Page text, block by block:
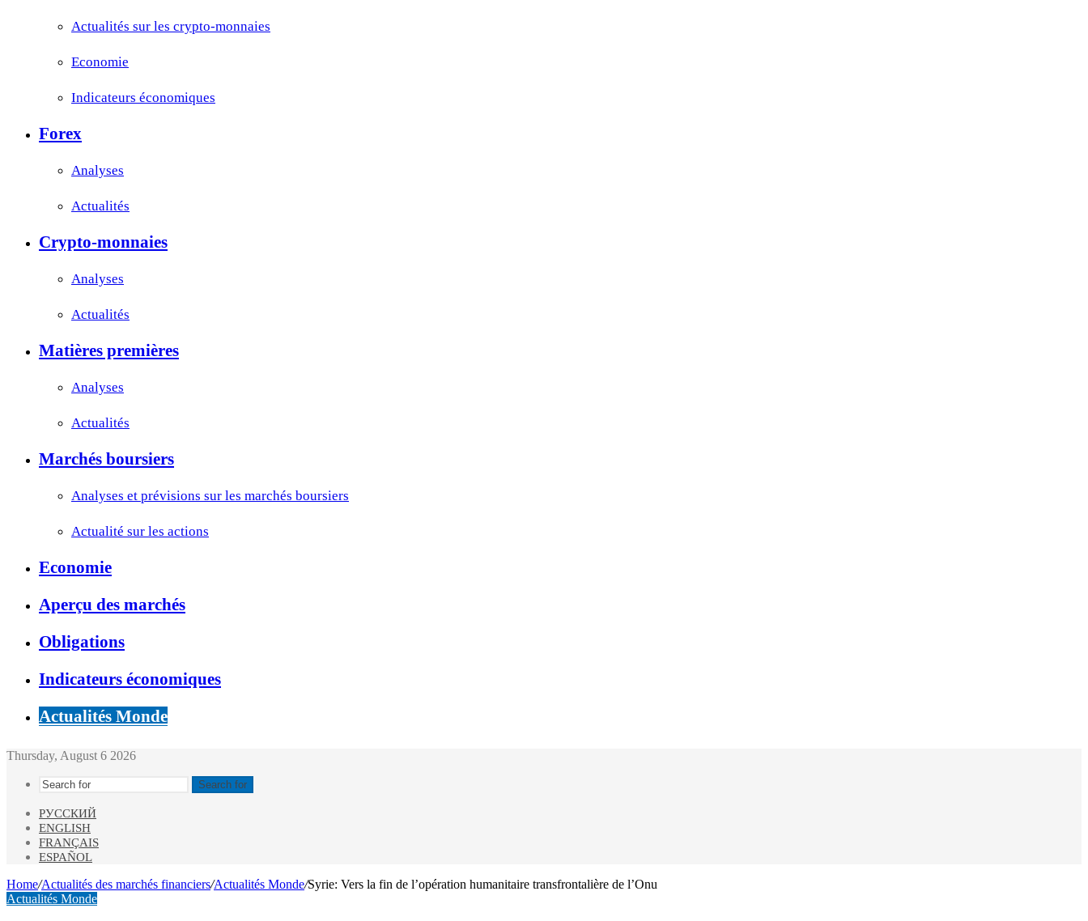
Actualités sur les crypto-monnaies
Economie
Indicateurs économiques
Forex
Analyses
Actualités
Crypto-monnaies
Analyses
Actualités
Matières premières
Analyses
Actualités
Marchés boursiers
Analyses et prévisions sur les marchés boursiers
Actualité sur les actions
Economie
Aperçu des marchés
Obligations
Indicateurs économiques
Actualités Monde
Thursday, August 6 2026
Search for
РУССКИЙ
ENGLISH
FRANÇAIS
ESPAÑOL
Home/Actualités des marchés financiers/Actualités Monde/Syrie: Vers la fin de l’opération humanitaire transfrontalière de l’Onu
Actualités Monde